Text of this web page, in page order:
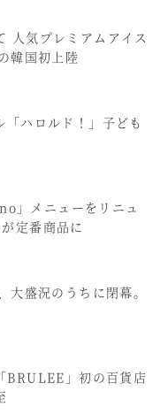
人気プレミアムアイス
韓国初上陸
ハロルド！」子ども
」メニューをリニュ
定番商品に
大盛況のうちに閉幕。
BRULEE」初の百貨店